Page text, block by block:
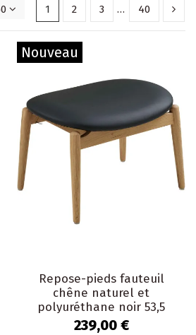
premier 1 2 3 … 40
Nouveau
Repose-pieds fauteuil
chêne naturel et
polyuréthane noir 53,5
cm Olvera
239,00 €